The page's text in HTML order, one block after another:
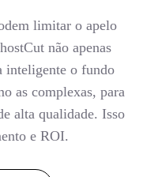
limitar o apelo
não apenas
inteligente o fundo
as complexas, para
alta qualidade. Isso
e ROI.